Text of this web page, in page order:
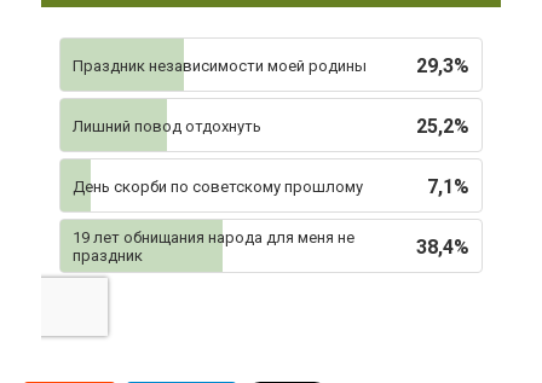
29,3%
Праздник независимости моей родины
25,2%
Лишний повод отдохнуть
7,1%
День скорби по советскому прошлому
38,4%
19 лет обнищания народа для меня не
праздник